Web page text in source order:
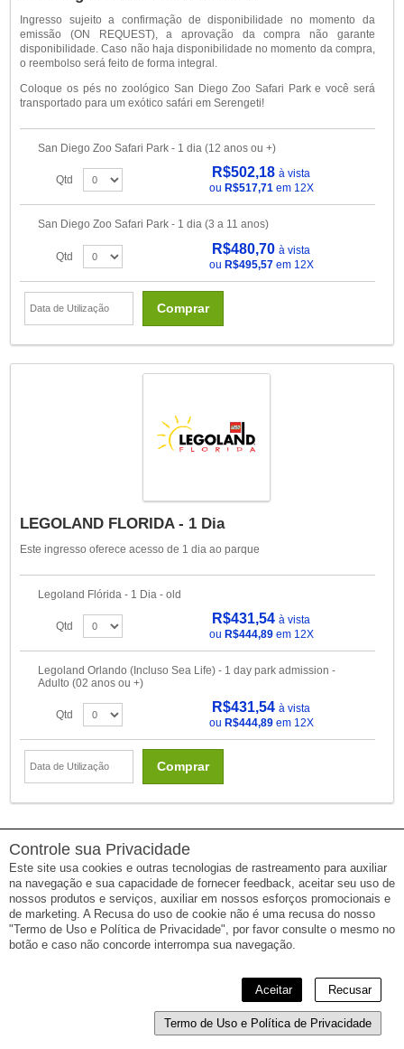
Ingresso sujeito a confirmação de disponibilidade no momento da
emissão (ON REQUEST), a aprovação da compra não garante
disponibilidade. Caso não haja disponibilidade no momento da compra,
o reembolso será feito de forma integral.
Coloque os pés no zoológico San Diego Zoo Safari Park e você será
transportado para um exótico safári em Serengeti!
San Diego Zoo Safari Park - 1 dia (12 anos ou +)
Qtd R$502,18à vista
ou R$517,71em 12X
San Diego Zoo Safari Park - 1 dia (3 a 11 anos)
Qtd R$480,70à vista
ou R$495,57em 12X
Comprar
LEGOLAND FLORIDA - 1 Dia
Este ingresso oferece acesso de 1 dia ao parque
Legoland Flórida - 1 Dia - old
Qtd R$431,54à vista
ou R$444,89em 12X
Legoland Orlando (Incluso Sea Life) - 1 day park admission -
Adulto (02 anos ou +)
Qtd R$431,54à vista
ou R$444,89em 12X
Comprar
33 Produto(s)
INFORMAÇÕES
> Sobre nós
Controle sua Privacidade
Este site usa cookies e outras tecnologias de rastreamento para auxiliar
na navegação e sua capacidade de fornecer feedback, aceitar seu uso de
nossos produtos e serviços, auxiliar em nossos esforços promocionais e
de marketing. A Recusa do uso de cookie não é uma recusa do nosso
"Termo de Uso e Política de Privacidade", por favor consulte o mesmo no
botão e caso não concorde interrompa sua navegação.
Aceitar Recusar
Termo de Uso e Política de Privacidade